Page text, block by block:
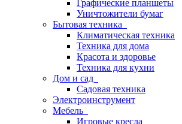
Графические планшеты
Уничтожители бумаг
Бытовая техника
Климатическая техника
Техника для дома
Красота и здоровье
Техника для кухни
Дом и сад
Садовая техника
Электроинструмент
Мебель
Игровые кресла